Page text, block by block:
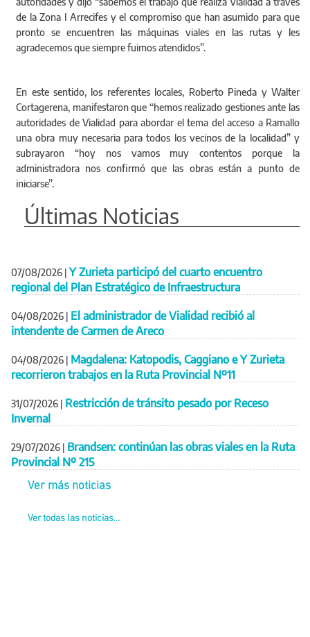
de la Zona I Arrecifes y el compromiso que han asumido para que
pronto se encuentren las máquinas viales en las rutas y les
agradecemos que siempre fuimos atendidos”.
En este sentido, los referentes locales, Roberto Pineda y Walter
Cortagerena, manifestaron que “hemos realizado gestiones ante las
autoridades de Vialidad para abordar el tema del acceso a Ramallo
una obra muy necesaria para todos los vecinos de la localidad” y
subrayaron “hoy nos vamos muy contentos porque la
administradora nos confirmó que las obras están a punto de
iniciarse”.
Últimas Noticias
07/08/2026 | Y Zurieta participó del cuarto encuentro
regional del Plan Estratégico de Infraestructura
04/08/2026 | El administrador de Vialidad recibió al
intendente de Carmen de Areco
04/08/2026 | Magdalena: Katopodis, Caggiano e Y Zurieta
recorrieron trabajos en la Ruta Provincial Nº11
31/07/2026 | Restricción de tránsito pesado por Receso
Invernal
29/07/2026 | Brandsen: continúan las obras viales en la Ruta
Provincial Nº 215
Ver más noticias
Ver todas las noticias...